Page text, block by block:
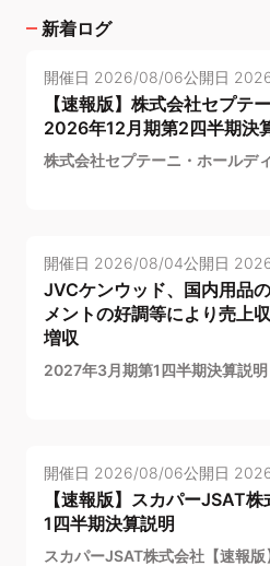
新着ログ
開催日 2026/08/06公開日
【速報版】株式会社セプテ
2026年12月期第2四半期決
株式会社セプテーニ・ホールデ
開催日 2026/08/04公開日
JVCケンウッド、国内用品
メントの好調等により売上
増収
2027年3月期第1四半期決算説明
開催日 2026/08/06公開日
【速報版】スカパーJSAT
1四半期決算説明
スカパーJSAT株式会社【速報版